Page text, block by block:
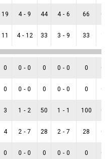
19 4 - 9 44 4 - 6 66 0
11 4 - 12 33 3 - 9 33 1
0 0 - 0 0 0 - 0 0 0
0 0 - 0 0 0 - 0 0 0
3 1 - 2 50 1 - 1 100 0
4 2 - 7 28 2 - 7 28 0
0 0 - 0 0 0 - 0 0 0